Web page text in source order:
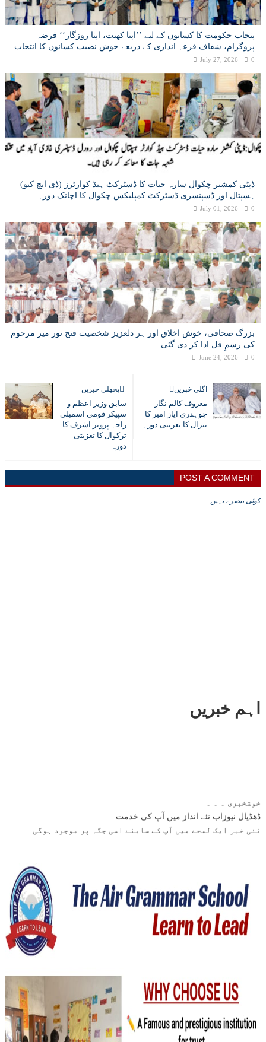
پنجاب حکومت کا کسانوں کے لیے ’’اپنا کھیت، اپنا روزگار‘‘ قرضہ
پروگرام، شفاف قرعہ اندازی کے ذریعے خوش نصیب کسانوں کا انتخاب
July 27, 2026 0
ڈپٹی کمشنر چکوال سارہ حیات کا ڈسٹرکٹ ہیڈ کوارٹرز (ڈی ایچ کیو)
ہسپتال اور ڈسپنسری ڈسٹرکٹ کمپلیکس چکوال کا اچانک دورہ
July 01, 2026 0
بزرگ صحافی، خوش اخلاق اور ہر دلعزیز شخصیت فتح نور میر مرحوم
کی رسمِ قل ادا کر دی گئی
June 24, 2026 0
اگلی خبریں
معروف کالم نگار
چوہدری ایاز امیر کا
تترال کا تعزیتی دورہ
پچھلی خبریں
سابق وزیر اعظم و
سپیکر قومی اسمبلی
راجہ پرویز اشرف کا
ترکوال کا تعزیتی
دورہ
POST A COMMENT
کوئی تبصرے نہیں
اہم خبریں
ڈھڈیال نیوزاب نئے انداز میں آپ کی خدمت
نئی خبر ایک لمحے میں آپ کے سامنے اسی جگہ پر موجود ہوگی